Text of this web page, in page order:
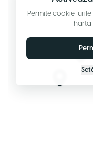
Permite cookie-
harta